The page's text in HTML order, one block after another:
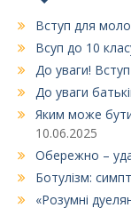
Вступ для
Всуп до 10
До уваги!
До уваги
Яким може
10.06.2025
Обережно –
Ботулізм:
«Розумні